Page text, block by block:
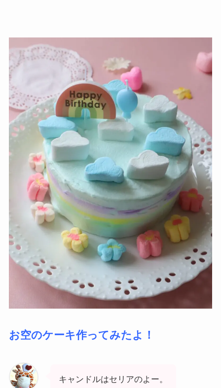
お空のケーキ作ってみたよ！
キャンドルはセリアのよー。